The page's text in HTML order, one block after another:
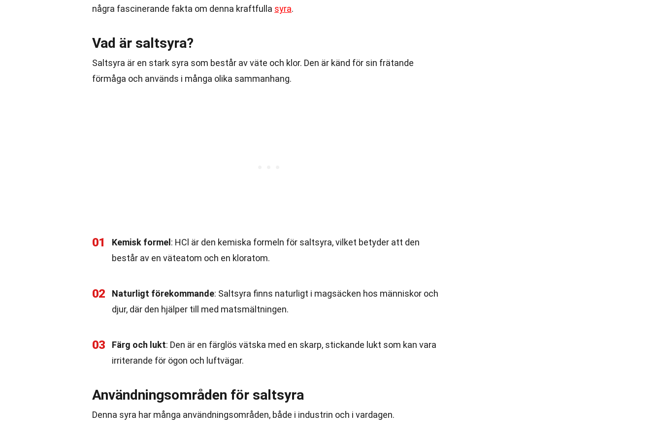
några fascinerande fakta om denna kraftfulla syra.
Vad är saltsyra?
Saltsyra är en stark syra som består av väte och klor. Den är känd för sin frätande
förmåga och används i många olika sammanhang.
01 Kemisk formel : HCl är den kemiska formeln för saltsyra, vilket betyder att den
består av en väteatom och en kloratom.
02 Naturligt förekommande: Saltsyra finns naturligt i magsäcken hos människor och
djur, där den hjälper till med matsmältningen.
03 Färg och lukt: Den är en färglös vätska med en skarp, stickande lukt som kan vara
irriterande för ögon och luftvägar.
Användningsområden för saltsyra
Denna syra har många användningsområden, både i industrin och i vardagen.